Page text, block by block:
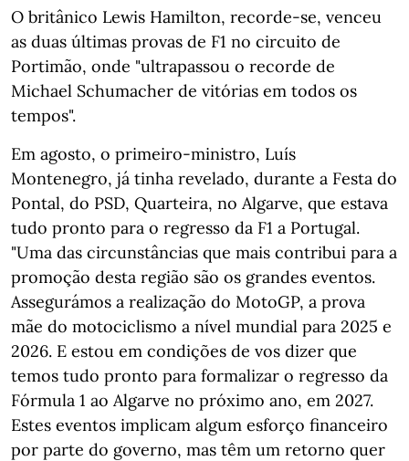
O britânico Lewis Hamilton, recorde-se, venceu
as duas últimas provas de F1 no circuito de
Portimão, onde "ultrapassou o recorde de
Michael Schumacher de vitórias em todos os
tempos".
Em agosto, o primeiro-ministro, Luís
Montenegro, já tinha revelado, durante a Festa do
Pontal, do PSD, Quarteira, no Algarve, que estava
tudo pronto para o regresso da F1 a Portugal.
"Uma das circunstâncias que mais contribui para a
promoção desta região são os grandes eventos.
Assegurámos a realização do MotoGP, a prova
mãe do motociclismo a nível mundial para 2025 e
2026. E estou em condições de vos dizer que
temos tudo pronto para formalizar o regresso da
Fórmula 1 ao Algarve no próximo ano, em 2027.
Estes eventos implicam algum esforço financeiro
por parte do governo, mas têm um retorno quer